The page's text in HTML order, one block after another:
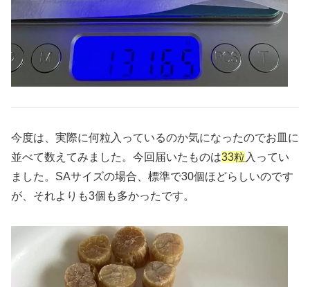
今度は、実際に何粒入っているのか気になったのでお皿に
並べて数えてみました。今回届いたものは33粒 入ってい
ました。SAサイズの場合、標準で30個ほどらしいのです
が、それよりも3個も多かったです。